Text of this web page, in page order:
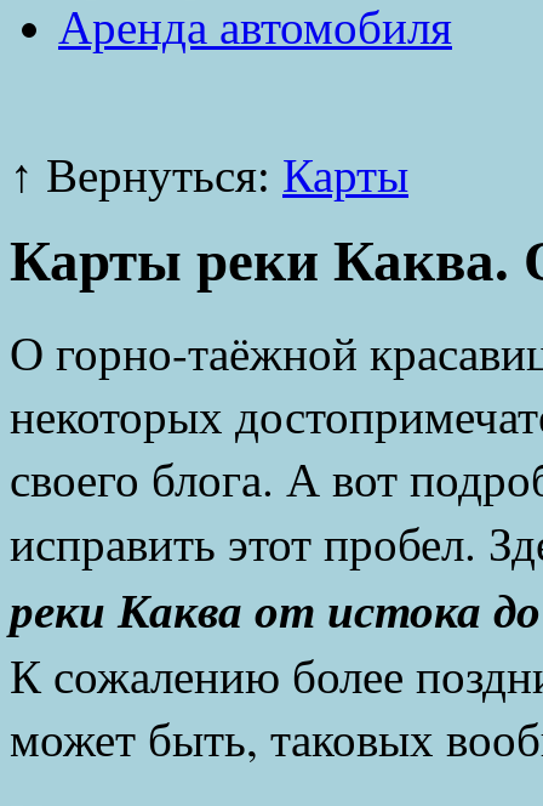
Аренда автомобиля
↑ Вернуться: Карты
Карты реки Каква.
О горно-таёжной
некоторых
своего блога. А вот
исправить этот пробел.
реки Каква от истока
К сожалению более
может быть, таковых